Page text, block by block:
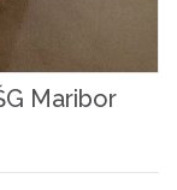
Maribor